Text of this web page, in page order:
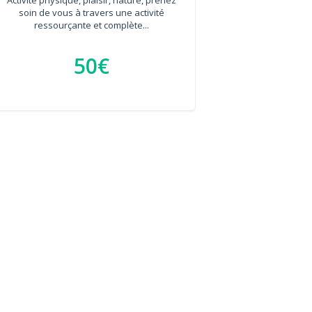
soin de vous à travers une activité
ressourçante et complète...
50€